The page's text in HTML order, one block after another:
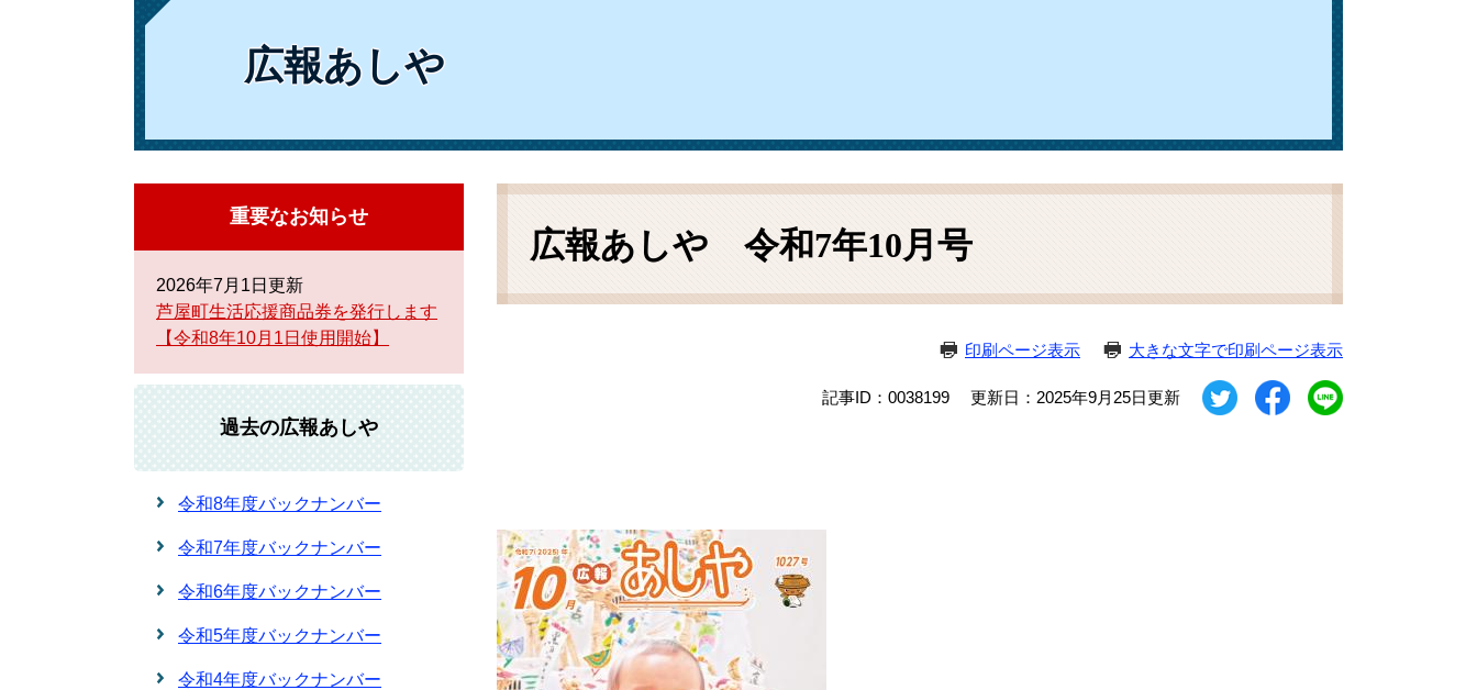
広報あしや
本
広報あしや 令和7年10月号
印刷ページ表示 大きな文字で印刷ページ表示
記事ID：0038199 更新日：2025年9月25日更新
重要なお知らせ
2026年7月1日更新
芦屋町生活応援商品券を発行します
【令和8年10月1日使用開始】
過去の広報あしや
令和8年度バックナンバー
令和7年度バックナンバー
令和6年度バックナンバー
令和5年度バックナンバー
令和4年度バックナンバー